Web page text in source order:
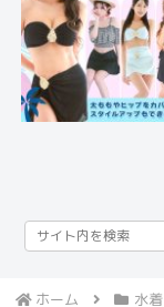
ホーム 水着